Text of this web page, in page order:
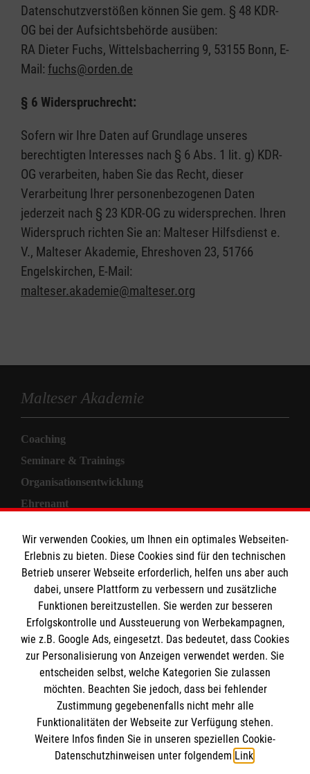
Datenschutzverstößen können Sie gem. § 48 KDR-
OG bei der Aufsichtsbehörde ausüben:
RA Dieter Fuchs, Wittelsbacherring 9, 53155 Bonn, E-
Mail: fuchs@orden.de
§ 6 Widerspruchrecht:
Sofern wir Ihre Daten auf Grundlage unseres
berechtigten Interesses nach § 6 Abs. 1 lit. g) KDR-
OG verarbeiten, haben Sie das Recht, dieser
Verarbeitung Ihrer personenbezogenen Daten
jederzeit nach § 23 KDR-OG zu widersprechen. Ihren
Widerspruch richten Sie an: Malteser Hilfsdienst e.
V., Malteser Akademie, Ehreshoven 23, 51766
Engelskirchen, E-Mail:
malteser.akademie@malteser.org
Malteser Akademie
Coaching
Seminare & Trainings
Organisationsentwicklung
Ehrenamt
Informationen
Kontakt
Impressum
Datenschutz
Malteser online
Malteser Campus
Malteser E-Werk
Wir verwenden Cookies, um Ihnen ein optimales Webseiten-
Erlebnis zu bieten. Diese Cookies sind für den technischen
Betrieb unserer Webseite erforderlich, helfen uns aber auch
dabei, unsere Plattform zu verbessern und zusätzliche
Funktionen bereitzustellen. Sie werden zur besseren
Erfolgskontrolle und Aussteuerung von Werbekampagnen,
wie z.B. Google Ads, eingesetzt. Das bedeutet, dass Cookies
zur Personalisierung von Anzeigen verwendet werden. Sie
entscheiden selbst, welche Kategorien Sie zulassen
möchten. Beachten Sie jedoch, dass bei fehlender
Zustimmung gegebenenfalls nicht mehr alle
Funktionalitäten der Webseite zur Verfügung stehen.
Weitere Infos finden Sie in unseren speziellen Cookie-
Datenschutzhinweisen unter folgendem Link.